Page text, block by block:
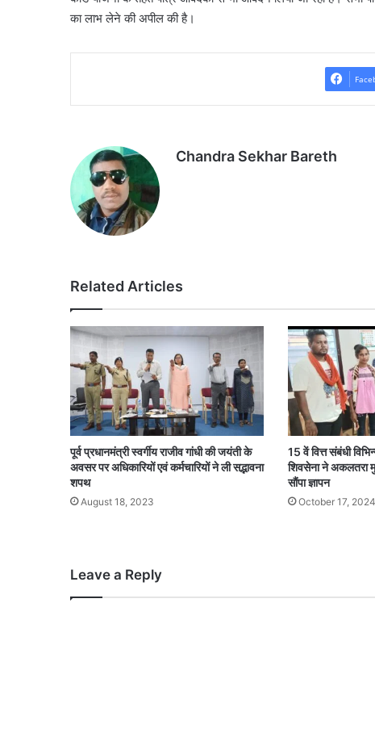
का लाभ लेने की अपील की है।
Chandra Sekhar Bareth
Related Articles
पूर्व प्रधानमंत्री स्वर्गीय राजीव गांधी की जयंती के
अवसर पर अधिकारियों एवं कर्मचारियों ने ली सद्भावना
शपथ
August 18, 2023
15 वें वित्त संबंधी
शिवसेना ने अकलतरा
सौंपा ज्ञापन
October 17, 2024
Leave a Reply